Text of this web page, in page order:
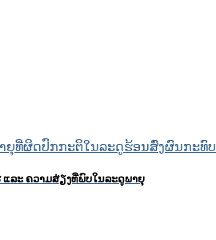
ລະ ຄວາມສ່ຽງທີ່ພົບໃນລະດູພາຍຸ